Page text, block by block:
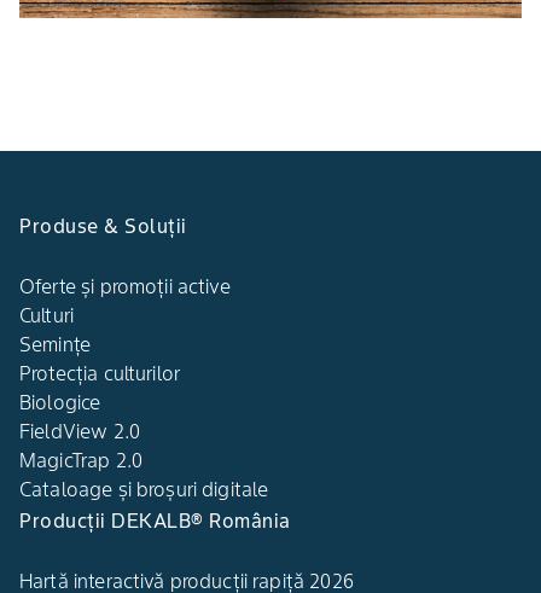
Produse & Soluții
Oferte și promoții active
Culturi
Semințe
Protecția culturilor
Biologice
FieldView 2.0
MagicTrap 2.0
Cataloage și broșuri digitale
Producții DEKALB® România
Hartă interactivă producții rapiță 2026